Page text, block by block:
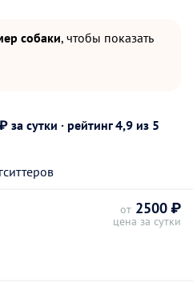
собаки, чтобы показать
сутки · рейтинг4,9 из 5
от 2500 ₽
цена за сутки